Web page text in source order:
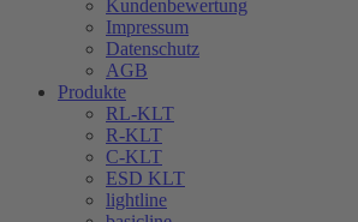
Kundenbewertung
Impressum
Datenschutz
AGB
Produkte
RL-KLT
R-KLT
C-KLT
ESD KLT
lightline